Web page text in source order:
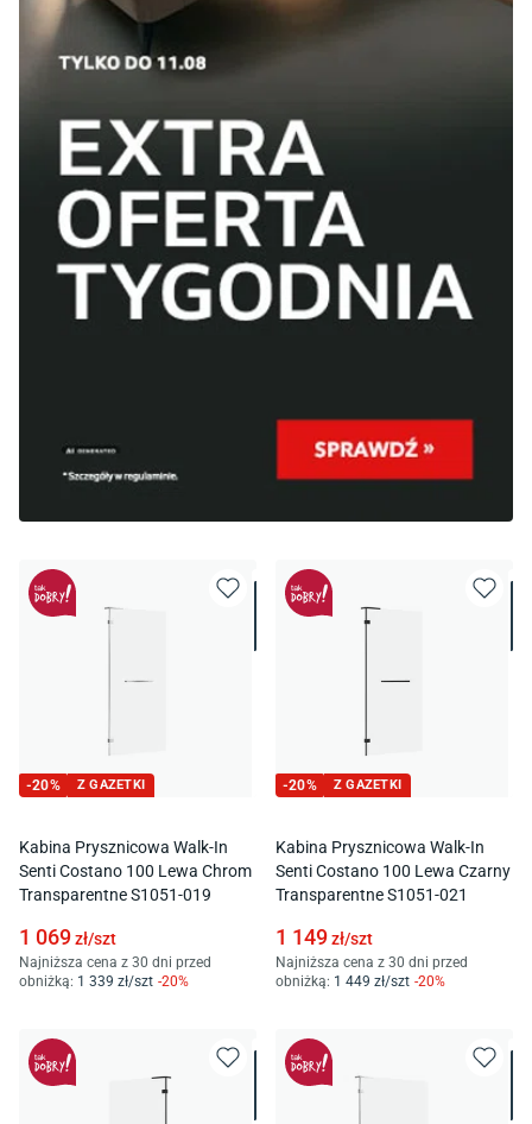
-20% Z GAZETKI
Kabina Prysznicowa Walk-In
Senti Costano 100 Lewa Chrom
Transparentne S1051-019
1 069zł/szt
Najniższa cena z 30 dni przed
obniżką: 1 339 zł/szt -20%
-20% Z GAZETKI
Kabina Prysznicowa Walk-In
Senti Costano 100 Lewa Czarny
Transparentne S1051-021
1 149zł/szt
Najniższa cena z 30 dni przed
obniżką: 1 449 zł/szt -20%